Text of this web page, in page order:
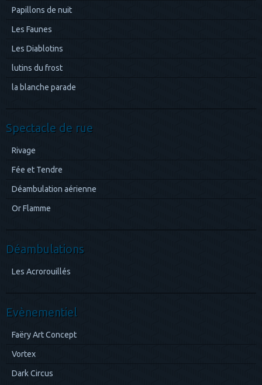
Papillons de nuit
Les Faunes
Les Diablotins
lutins du frost
la blanche parade
Spectacle de rue
Rivage
Fée et Tendre
Déambulation aérienne
Or Flamme
Déambulations
Les Acrorouillés
Evènementiel
Faëry Art Concept
Vortex
Dark Circus